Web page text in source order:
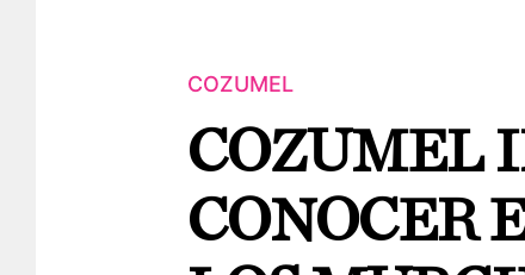
COZUMEL
COZUMEL
CONOCER